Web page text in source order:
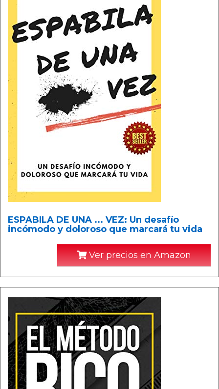
ESPABILA DE UNA ... VEZ: Un desafío
incómodo y doloroso que marcará tu vida
Ver precios en Amazon